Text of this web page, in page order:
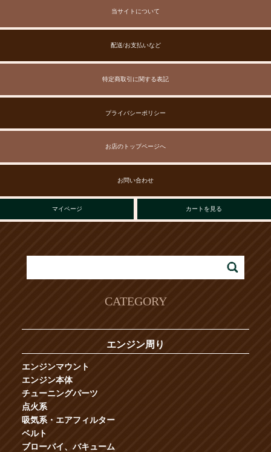
当サイトについて
配送/お支払いなど
特定商取引に関する表記
プライバシーポリシー
お店のトップページへ
お問い合わせ
マイページ カートを見る
CATEGORY
エンジン周り
エンジンマウント
エンジン本体
チューニングパーツ
点火系
吸気系・エアフィルター
ベルト
ブローバイ、バキューム